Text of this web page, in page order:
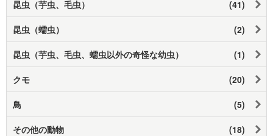
昆虫（芋虫、毛虫） (41)
昆虫（蠕虫） (2)
昆虫（芋虫、毛虫、蠕虫以外の奇怪な幼虫） (1)
クモ (20)
鳥 (5)
その他の動物 (18)